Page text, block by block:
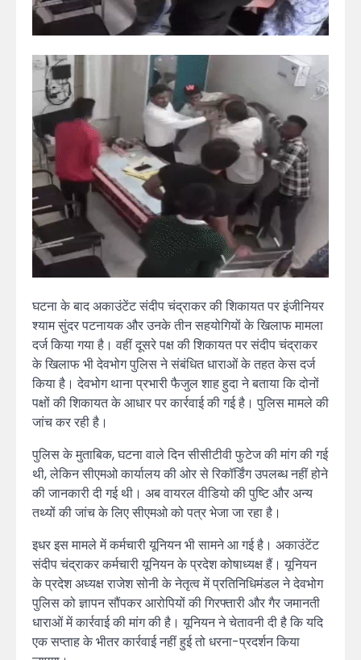
घटना के बाद अकाउंटेंट संदीप चंद्राकर की शिकायत पर इंजीनियर
श्याम सुंदर पटनायक और उनके तीन सहयोगियों के खिलाफ मामला
दर्ज किया गया है। वहीं दूसरे पक्ष की शिकायत पर संदीप चंद्राकर
के खिलाफ भी देवभोग पुलिस ने संबंधित धाराओं के तहत केस दर्ज
किया है। देवभोग थाना प्रभारी फैजुल शाह हुदा ने बताया कि दोनों
पक्षों की शिकायत के आधार पर कार्रवाई की गई है। पुलिस मामले की
जांच कर रही है।
पुलिस के मुताबिक, घटना वाले दिन सीसीटीवी फुटेज की मांग की गई
थी, लेकिन सीएमओ कार्यालय की ओर से रिकॉर्डिंग उपलब्ध नहीं होने
की जानकारी दी गई थी। अब वायरल वीडियो की पुष्टि और अन्य
तथ्यों की जांच के लिए सीएमओ को पत्र भेजा जा रहा है।
इधर इस मामले में कर्मचारी यूनियन भी सामने आ गई है। अकाउंटेंट
संदीप चंद्राकर कर्मचारी यूनियन के प्रदेश कोषाध्यक्ष हैं। यूनियन
के प्रदेश अध्यक्ष राजेश सोनी के नेतृत्व में प्रतिनिधिमंडल ने देवभोग
पुलिस को ज्ञापन सौंपकर आरोपियों की गिरफ्तारी और गैर जमानती
धाराओं में कार्रवाई की मांग की है। यूनियन ने चेतावनी दी है कि यदि
एक सप्ताह के भीतर कार्रवाई नहीं हुई तो धरना-प्रदर्शन किया